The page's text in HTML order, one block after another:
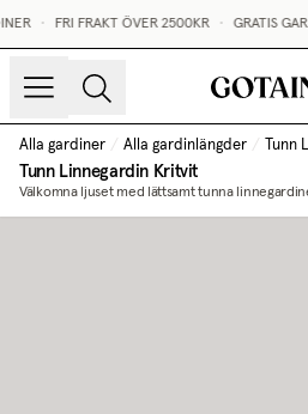
FRI FRAKT ÖVER 2500KR GRATIS
Alla gardiner / Alla gardinlängder / Tunn
Tunn Linnegardin Kritvit
Välkomna ljuset med lättsamt tunna